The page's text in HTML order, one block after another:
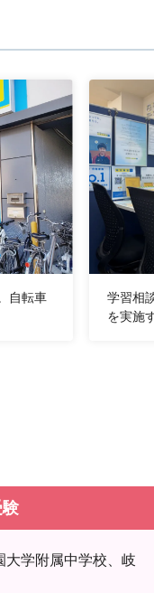
自転車
学習相
を実施
大学附属中学校、岐